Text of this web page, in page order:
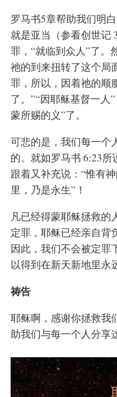
罗马书5章帮助我们明
就是亚当（参看创世记
罪，“就临到众人”了。
祂的到来扭转了这个局
罪，所以，因着祂的顺
了。”“因耶稣基督一人
蒙所赐的义”了。
可悲的是，我们每一个
的。就如罗马书 6:23所
跟着又补充说：“惟有
里，乃是永生”！
凡已经得蒙耶稣拯救的
定罪，耶稣已经亲自背
因此，我们不会被定罪
以得到在新天新地里永
祷告
耶稣啊，感谢你拯救我
助我们与每一个人分享